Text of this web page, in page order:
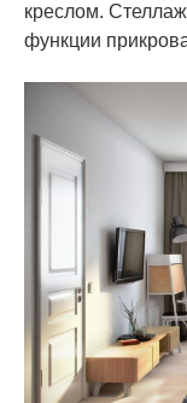
креслом.
функции